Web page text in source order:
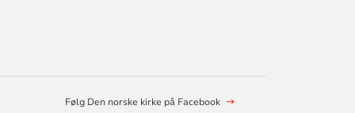
Følg Den norske kirke på Facebook